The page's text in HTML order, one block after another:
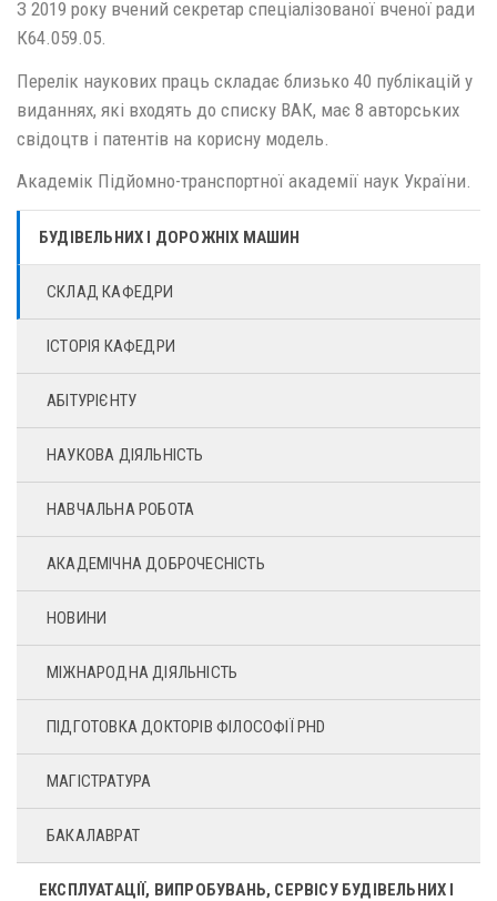
З 2019 року вчений секретар спеціалізованої вченої ради
К64.059.05.
Перелік наукових праць складає близько 40 публікацій у
виданнях, які входять до списку ВАК, має 8 авторських
свідоцтв і патентів на корисну модель.
Академік Підйомно-транспортної академії наук України.
БУДІВЕЛЬНИХ І ДОРОЖНІХ МАШИН
СКЛАД КАФЕДРИ
ІСТОРІЯ КАФЕДРИ
АБІТУРІЄНТУ
НАУКОВА ДІЯЛЬНІСТЬ
НАВЧАЛЬНА РОБОТА
АКАДЕМІЧНА ДОБРОЧЕСНІСТЬ
НОВИНИ
МІЖНАРОДНА ДІЯЛЬНІСТЬ
ПІДГОТОВКА ДОКТОРІВ ФІЛОСОФІЇ PHD
МАГІСТРАТУРА
БАКАЛАВРАТ
ЕКСПЛУАТАЦІЇ, ВИПРОБУВАНЬ, СЕРВІСУ БУДІВЕЛЬНИХ І